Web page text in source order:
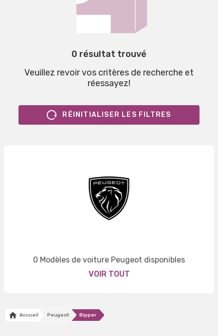
0 résultat trouvé
Veuillez revoir vos critères de recherche et
réessayez!
RÉINITIALISER LES FILTRES
0 Modèles de voiture Peugeot disponibles
VOIR TOUT
Accueil Peugeot Bipper